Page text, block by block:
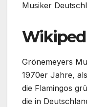
Musiker
Grönemeyers
1970er Jahre,
die Flamingos
die in